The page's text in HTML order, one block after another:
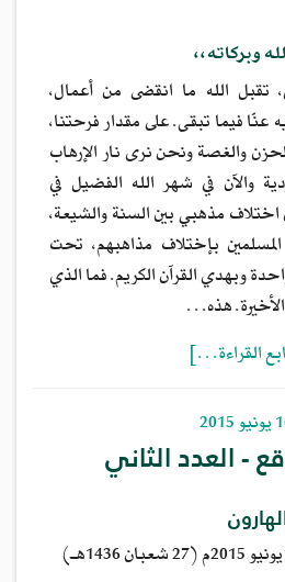
وبركاته،،
الله ما انقضى من أعمال،
عنّا فيما تبقى. على مقدار فرحتنا،
والغصة ونحن نرى نار الإرهاب
والآن في شهر الله الفضيل في
مذهبي بين السنة والشيعة،
بإختلاف مذاهبهم، تحت
وبهدي القرآن الكريم. فما الذي
هذه…
القراءة…]
- العدد الثاني